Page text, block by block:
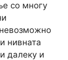
со многу
нивната
далеку и